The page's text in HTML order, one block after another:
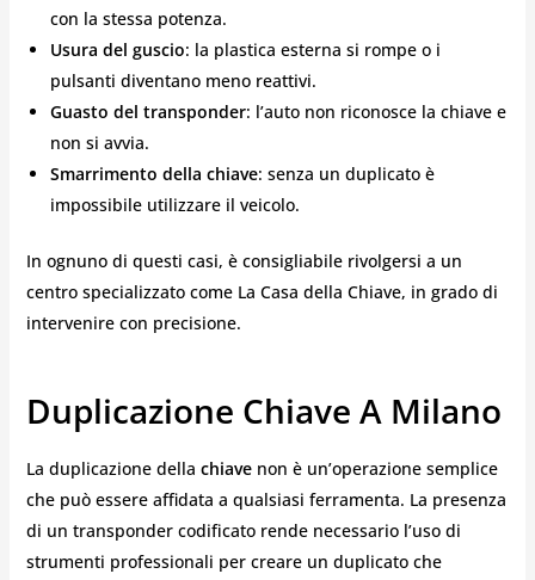
con la stessa potenza.
Usura del guscio: la plastica esterna si rompe o i
pulsanti diventano meno reattivi.
Guasto del transponder: l’auto non riconosce la chiave e
non si avvia.
Smarrimento della chiave: senza un duplicato è
impossibile utilizzare il veicolo.
In ognuno di questi casi, è consigliabile rivolgersi a un
centro specializzato come La Casa della Chiave, in grado di
intervenire con precisione.
Duplicazione Chiave A Milano
La duplicazione della chiavenon è un’operazione semplice
che può essere affidata a qualsiasi ferramenta. La presenza
di un transponder codificato rende necessario l’uso di
strumenti professionali per creare un duplicato che